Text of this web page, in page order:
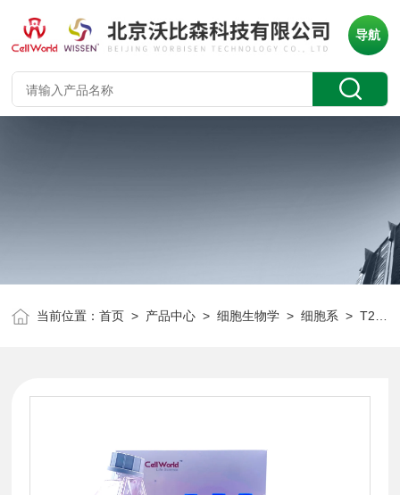
导航
当前位置：首页 > 产品中心 >细胞生物学 >细胞系 > T25狗肾细胞 MDCKNBL-2 CLD2014